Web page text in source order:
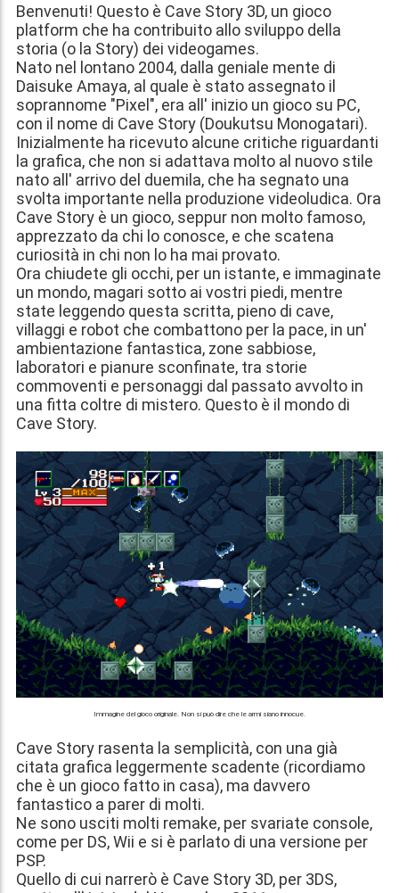
Benvenuti! Questo è Cave Story 3D, un gioco
platform che ha contribuito allo sviluppo della
storia (o la Story) dei videogames.
Nato nel lontano 2004, dalla geniale mente di
Daisuke Amaya, al quale è stato assegnato il
soprannome "Pixel", era all' inizio un gioco su PC,
con il nome di Cave Story (Doukutsu Monogatari).
Inizialmente ha ricevuto alcune critiche riguardanti
la grafica, che non si adattava molto al nuovo stile
nato all' arrivo del duemila, che ha segnato una
svolta importante nella produzione videoludica. Ora
Cave Story è un gioco, seppur non molto famoso,
apprezzato da chi lo conosce, e che scatena
curiosità in chi non lo ha mai provato.
Ora chiudete gli occhi, per un istante, e immaginate
un mondo, magari sotto ai vostri piedi, mentre
state leggendo questa scritta, pieno di cave,
villaggi e robot che combattono per la pace, in un'
ambientazione fantastica, zone sabbiose,
laboratori e pianure sconfinate, tra storie
commoventi e personaggi dal passato avvolto in
una fitta coltre di mistero. Questo è il mondo di
Cave Story.
Immagine del gioco originale. Non si può dire che le armi siano innocue.
Cave Story rasenta la semplicità, con una già
citata grafica leggermente scadente (ricordiamo
che è un gioco fatto in casa), ma davvero
fantastico a parer di molti.
Ne sono usciti molti remake, per svariate console,
come per DS, Wii e si è parlato di una versione per
PSP.
Quello di cui narrerò è Cave Story 3D, per 3DS,